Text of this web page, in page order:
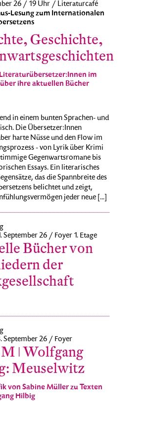
26 / 19 Uhr / Literaturcafé
Lesung zum Internationalen
Geschichte,
im
ihre aktuellen Bücher
in einem bunten Sprachen- und
Die Übersetzer:Innen
harte Nüsse und den Flow im
- von Lyrik über Krimi
Gegenwartsromane bis
Essays. Ein literarisches
das die Spannbreite des
belichtet und zeigt,
jeder neue [...]
September 26 / Foyer 1. Etage
Bücher von
der
September 26 / Foyer
ǀ Wolfgang
Meuselwitz
von Sabine Müller zu Texten
Hilbig